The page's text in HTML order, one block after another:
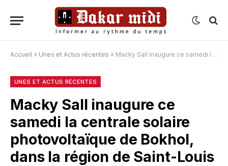
Accueil » Unes et Actus récentes » Macky Sall inaugure ce samedi la centrale solaire photovoltaïque de Bokhol, dans la région de Saint-Louis
UNES ET ACTUS RÉCENTES
Macky Sall inaugure ce
samedi la centrale solaire
photovoltaïque de Bokhol,
dans la région de Saint-Louis